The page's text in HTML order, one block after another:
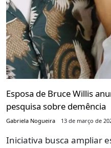
Esposa de Bruce Willis
pesquisa sobre demência
Gabriela Nogueira 13 de março de
Iniciativa busca ampliar